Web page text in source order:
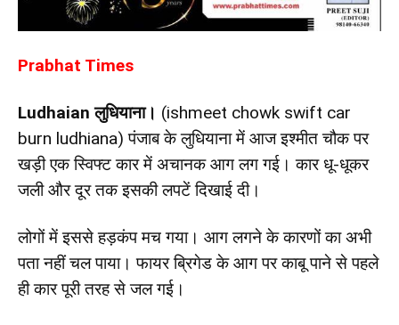
Prabhat Times
Ludhaianलुधियाना। (ishmeet chowk swift car
burn ludhiana) पंजाब के लुधियाना में आज इश्मीत चौक पर
खड़ी एक स्विफ्ट कार में अचानक आग लग गई। कार धू-धूकर
जली और दूर तक इसकी लपटें दिखाई दी।
लोगों में इससे हड़कंप मच गया। आग लगने के कारणों का अभी
पता नहीं चल पाया। फायर ब्रिगेड के आग पर काबू पाने से पहले
ही कार पूरी तरह से जल गई।